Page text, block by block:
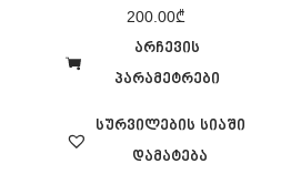
200.00₾
არჩევის
პარამეტრები
სურვილების სიაში
დამატება